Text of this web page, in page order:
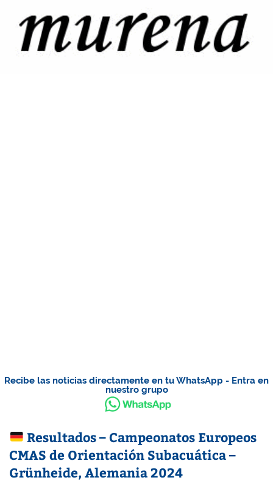
Recibe las noticias directamente en tu WhatsApp - Entra en
nuestro grupo
Resultados – Campeonatos Europeos
CMAS de Orientación Subacuática –
Grünheide, Alemania 2024